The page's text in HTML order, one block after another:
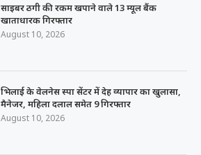
साइबर ठगी की रकम खपाने वाले 13 म्यूल बैंक
खाताधारक गिरफ्तार
August 10, 2026
भिलाई के वेलनेस स्पा सेंटर में देह व्यापार का खुलासा,
मैनेजर, महिला दलाल समेत 9 गिरफ्तार
August 10, 2026